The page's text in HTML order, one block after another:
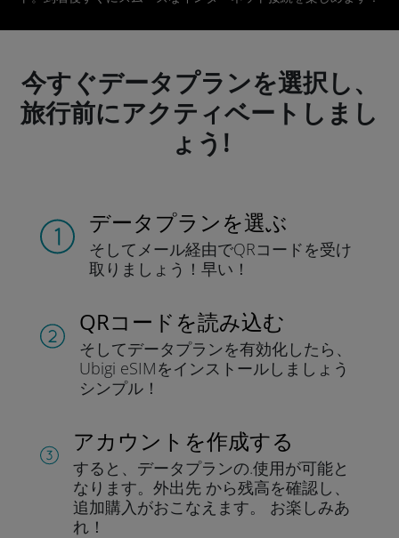
今すぐデータプランを選択し、
旅行前にアクティベートしまし
ょう!
データプランを選ぶ
そしてメール経由でQRコードを受け
取りましょう！早い！
QRコードを読み込む
そしてデータプランを有効化したら、
Ubigi eSIMをインストールしま しょう
シンプル！
アカウントを作成する
すると、データプランの.使用が可能と
なります。 外出先 から残高を確認し、
追加購入がおこなえます。
お楽しみあ
れ！